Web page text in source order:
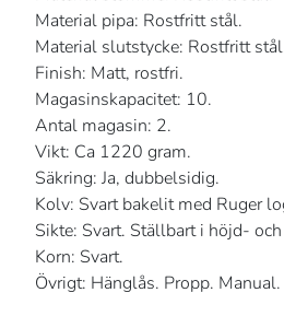
Material pipa: Rostfritt stål.
Material slutstycke: Rostfritt
Finish: Matt, rostfri.
Magasinskapacitet: 10.
Antal magasin: 2.
Vikt: Ca 1220 gram.
Säkring: Ja, dubbelsidig.
Kolv: Svart bakelit med Ruger
Sikte: Svart. Ställbart i höjd-
Korn: Svart.
Övrigt: Hänglås. Propp. Manual.